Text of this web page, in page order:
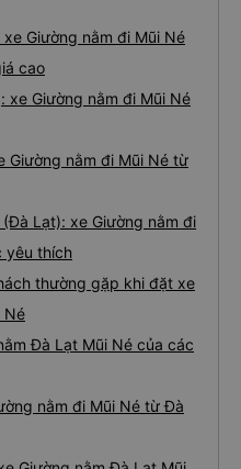
xe Giường nằm đi Mũi Né
cao
xe Giường nằm đi Mũi Né
Giường nằm đi Mũi Né từ
(Đà Lạt): xe Giường nằm đi
yêu thích
thường gặp khi đặt xe
Né
Đà Lạt Mũi Né của các
nằm đi Mũi Né từ Đà